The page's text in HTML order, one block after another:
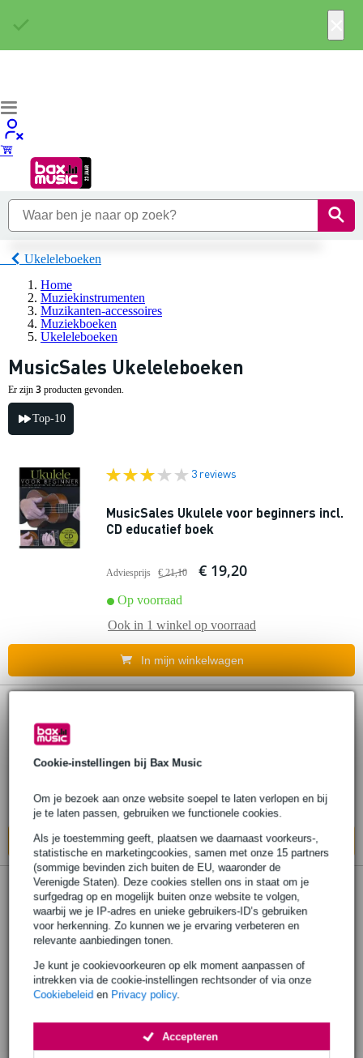
Cookie-instellingen bij Bax Music
Om je bezoek aan onze website soepel te laten verlopen en bij
je te laten passen, gebruiken we functionele cookies.
Als je toestemming geeft, plaatsen we daarnaast voorkeurs-,
statistische en marketingcookies, samen met onze 15 partners
(sommige bevinden zich buiten de EU, waaronder de
Verenigde Staten). Deze cookies stellen ons in staat om je
surfgedrag op en mogelijk buiten onze website te volgen,
waarbij we je IP-adres en unieke gebruikers-ID’s gebruiken
voor herkenning. Zo kunnen we je ervaring verbeteren en
relevante aanbiedingen tonen.
Je kunt je cookievoorkeuren op elk moment aanpassen of
intrekken via de cookie-instellingen rechtsonder of via onze
Cookiebeleid en Privacy policy.
Accepteren
Ukeleleboeken
Home
Muziekinstrumenten
Muzikanten-accessoires
Muziekboeken
Ukeleleboeken
MusicSales Ukeleleboeken
Er zijn 3 producten gevonden.
Top-10
3 reviews
MusicSales Ukulele voor beginners incl.
CD educatief boek
Adviesprijs € 21,10 € 19,20
Op voorraad
Ook in 1 winkel op voorraad
In mijn winkelwagen
Op voorraad bij de leverancier
In mijn winkelwagen